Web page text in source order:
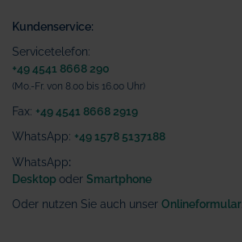
Kundenservice:
Servicetelefon:
+49 4541 8668 290
(Mo.-Fr. von 8.00 bis 16.00 Uhr)
Fax: +49 4541 8668 2919
WhatsApp: +49 1578 5137188
WhatsApp:
Desktop oder Smartphone
Oder nutzen Sie auch unser Onlineformular